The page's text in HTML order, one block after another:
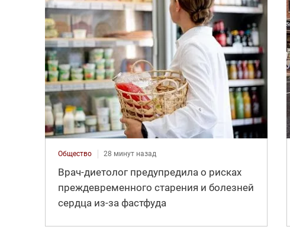
Общество 28 минут назад
Врач-диетолог предупредила о рисках
преждевременного старения и болезней
сердца из-за фастфуда